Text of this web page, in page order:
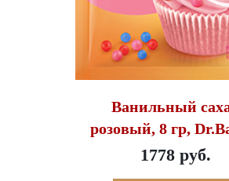
Ванильный
розовый, 8 гр,
1778 руб.